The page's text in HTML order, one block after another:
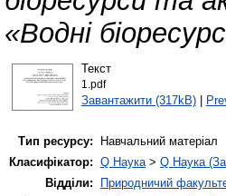
«Водні
Текст
1.pdf
Завантажити (317kB)|
Тип ресурсу:
Навчальний матеріал
Класифікатор: Q Наука> Q Наука
Відділи:
Природничий